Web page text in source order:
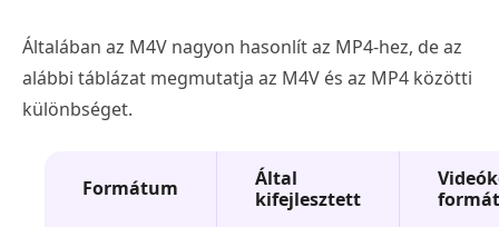
Általában az M4V nagyon hasonlít az MP4-hez, de az
alábbi táblázat megmutatja az M4V és az MP4 közötti
különbséget.
Formátum
Által
kifejlesztett